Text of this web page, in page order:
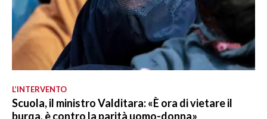
L’INTERVENTO
Scuola, il ministro Valditara: «È ora di vietare il
burqa, è contro la parità uomo-donna»